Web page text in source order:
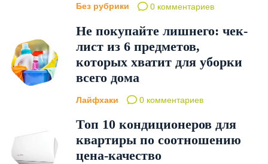
Без рубрики 0 комментариев
Не покупайте лишнего: чек-
лист из 6 предметов,
которых хватит для уборки
всего дома
Лайфхаки 0 комментариев
Топ 10 кондиционеров для
квартиры по соотношению
цена-качество